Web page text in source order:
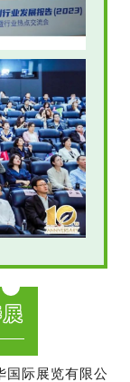
国际展览有限公